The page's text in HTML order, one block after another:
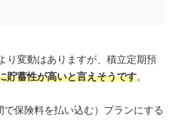
り変動はありますが、積立定期預
貯蓄性が高いと言えそうです。
保険料を払い込む）プランにする